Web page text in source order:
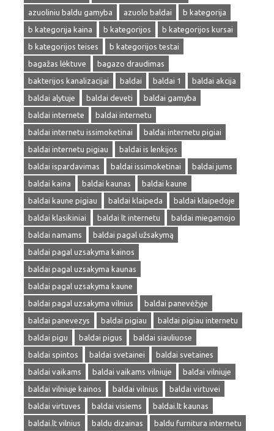
azuoliniu baldu gamyba
azuolo baldai
b kategorija
b kategorija kaina
b kategorijos
b kategorijos kursai
b kategorijos teises
b kategorijos testai
bagažas lėktuve
bagazo draudimas
bakterijos kanalizacijai
baldai baldai 1
baldai akcija
baldai alytuje
baldai deveti
baldai gamyba
baldai internete
baldai internetu
baldai internetu issimoketinai
baldai internetu pigiai
baldai internetu pigiau
baldai is lenkijos
baldai ispardavimas
baldai issimoketinai
baldai jums
baldai kaina
baldai kaunas
baldai kaune
baldai kaune pigiau
baldai klaipeda
baldai klaipedoje
baldai klasikiniai
baldai lt internetu
baldai miegamojo
baldai namams
baldai pagal užsakymą
baldai pagal uzsakyma kainos
baldai pagal uzsakyma kaunas
baldai pagal uzsakyma kaune
baldai pagal uzsakyma vilnius
baldai panevėžyje
baldai panevezys
baldai pigiau
baldai pigiau internetu
baldai pigu
baldai pigus
baldai siauliuose
baldai spintos
baldai svetainei
baldai svetaines
baldai vaikams
baldai vaikams vilniuje
baldai vilniuje
baldai vilniuje kainos
baldai vilnius
baldai virtuvei
baldai virtuves
baldai visiems
baldai.lt kaunas
baldai.lt vilnius
baldu dizainas
baldu furnitura internetu